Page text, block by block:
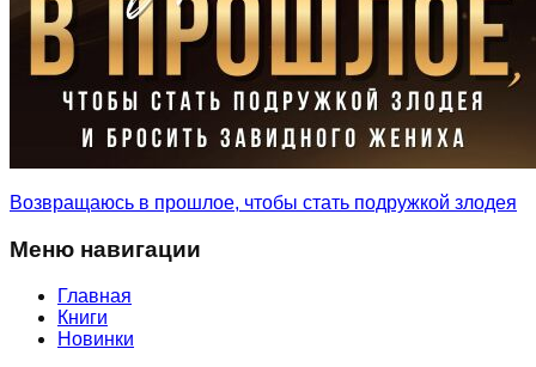
Возвращаюсь в прошлое, чтобы стать подружкой злодея
Меню навигации
Главная
Книги
Новинки